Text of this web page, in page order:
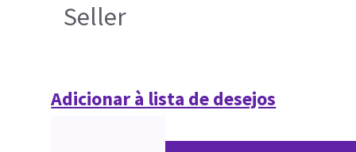
Seller
Adicionar à lista de desejos